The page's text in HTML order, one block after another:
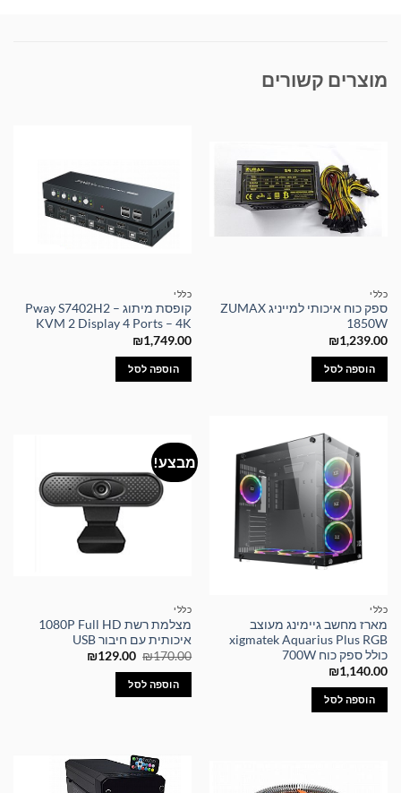
מוצרים קשורים
כללי
ספק כוח איכותי למייניג ZUMAX
1850W
₪1,239.00
הוספה לסל
כללי
קופסת מיתוג – Pway S7402H2
KVM 2 Display 4 Ports – 4K
₪1,749.00
הוספה לסל
כללי
מארז מחשב גיימינג מעוצב
xigmatek Aquarius Plus RGB
כולל ספק כוח 700W
₪1,140.00
הוספה לסל
מבצע!
כללי
מצלמת רשת 1080P Full HD
איכותית עם חיבור USB
₪170.00
המחיר
היה:
₪170.00.
₪129.00
המחיר
הוספה לסל